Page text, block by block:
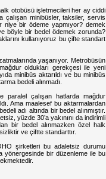
otobüsü işletmecileri her ay ciddi
çalışan minibüsler, taksiler, servis
niye bir ödeme yapmıyor? demek
böyle bir bedel ödemek zorunda?
kullanıyoruz bu çifte standart
yaşanıyor. Metrobüsün
oldukları gerekçesi ile yeni
minibüs aktarıldı ve bu minibüs
bedeli alınmadı.
paralel çalışan hatlarda mağdur
Ama maalesef bu aktarmalardan
adı altında bir bedel alınmıştır.
yüzde 30’a yakınını da indirimli
bir bedel alınmazken özel halk
ve çiftte standarttır.
şirketleri bu adaletsiz durumu
yönergesinde bir düzenleme ile bu